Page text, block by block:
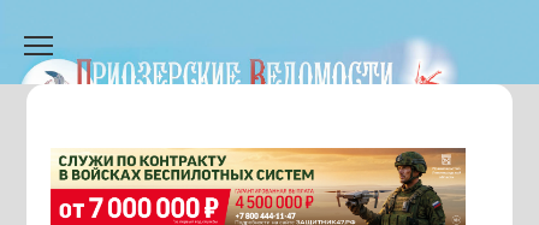
содержанию